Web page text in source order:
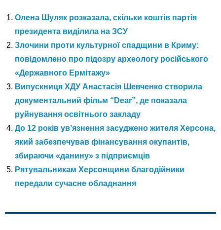
Олена Шуляк розказала, скільки коштів партія
президента виділила на ЗСУ
Злочини проти культурної спадщини в Криму:
повідомлено про підозру археологу російського
«Державного Ермітажу»
Випускниця ХДУ Анастасія Шевченко створила
документальний фільм “Dear”, де показала
руйнування освітнього закладу
До 12 років ув’язнення засуджено жителя Херсона,
який забезпечував фінансування окупантів,
збираючи «данину» з підприємців
Рятувальникам Херсонщини благодійники
передали сучасне обладнання